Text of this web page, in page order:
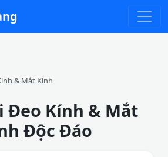
& Mắt Kính
Đeo Kính & Mắt
Độc Đáo